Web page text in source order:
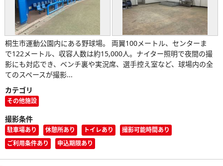
桐生市運動公園内にある野球場。 両翼100メートル、センターま
で122メートル、収容人数は約15,000人。ナイター照明で夜間の撮
影にも対応でき、ベンチ裏や実況席、選手控え室など、球場内の全
てのスペースが撮影...
カテゴリ
その他施設
撮影条件
駐車場あり 休憩所あり トイレあり
撮影可能時間あり
ご利用条件あり
申込期限あり